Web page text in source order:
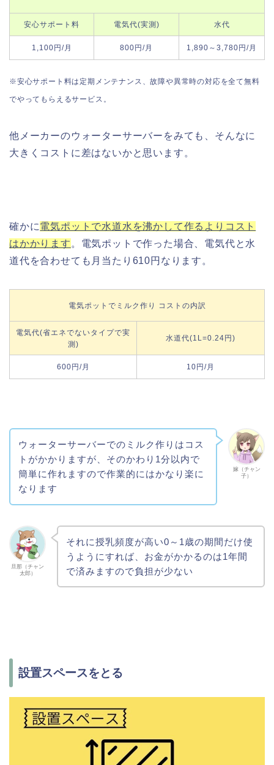
安心サポート料 電気代(実測) 水代
1,100円/月 800円/月 1,890～3,780円/月
※安心サポート料は定期メンテナンス、故障や異常時の対応を全て無料
でやってもらえるサービス。
他メーカーのウォーターサーバーをみても、そんなに
大きくコストに差はないかと思います。
確かに電気ポットで水道水を沸かして作るよりコスト
はかかります 。電気ポットで作った場合、電気代と水
道代を合わせても月当たり610円なります。
電気ポットでミルク作り コストの内訳
電気代(省エネでないタイプで実
測)
水道代(1L=0.24円)
600円/月 10円/月
嫁（チャン
子）
ウォーターサーバーでのミルク作りはコス
トがかかりますが、そのかわり1分以内で
簡単に作れますので作業的にはかなり楽に
なります
旦那（チャン
太郎）
それに授乳頻度が高い0～1歳の期間だけ使
うようにすれば、お金がかかるのは1年間
で済みますので負担が少ない
設置スペースをとる